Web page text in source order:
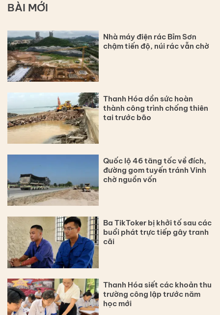
BÀI MỚI
Nhà máy điện rác Bỉm Sơn
chậm tiến độ, núi rác vẫn chờ
Thanh Hóa dồn sức hoàn
thành công trình chống thiên
tai trước bão
Quốc lộ 46 tăng tốc về đích,
đường gom tuyến tránh Vinh
chờ nguồn vốn
Ba TikToker bị khởi tố sau các
buổi phát trực tiếp gây tranh
cãi
Thanh Hóa siết các khoản thu
trường công lập trước năm
học mới